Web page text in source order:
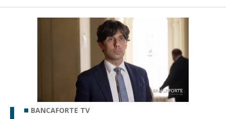
BANCAFORTE TV